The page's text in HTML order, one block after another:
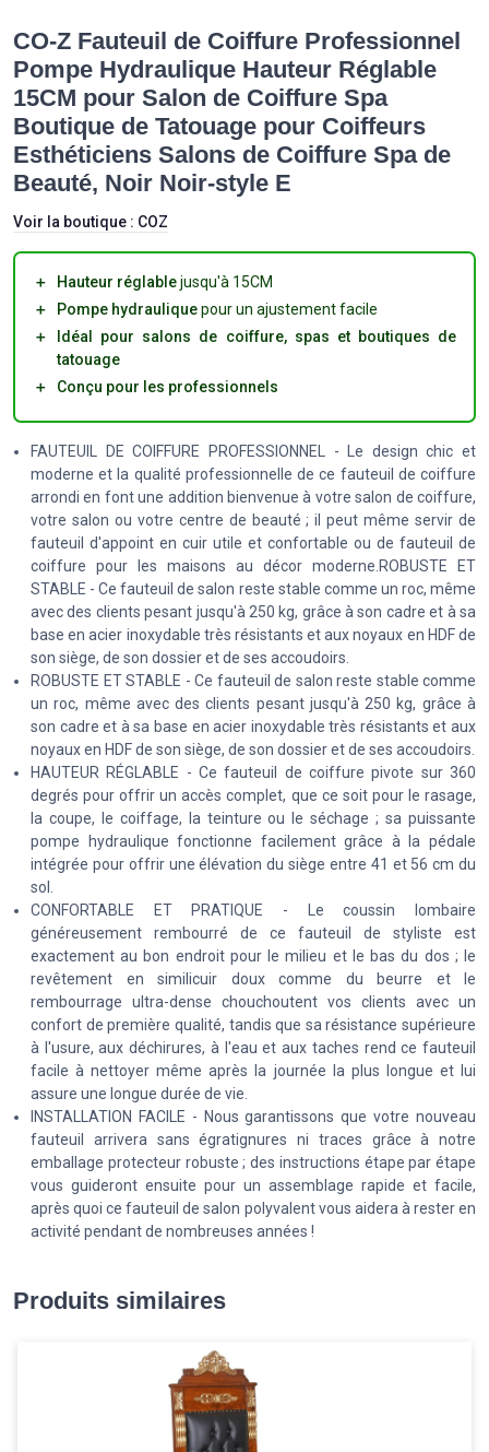
CO-Z Fauteuil de Coiffure Professionnel
Pompe Hydraulique Hauteur Réglable
15CM pour Salon de Coiffure Spa
Boutique de Tatouage pour Coiffeurs
Esthéticiens Salons de Coiffure Spa de
Beauté, Noir Noir-style E
Voir la boutique : COZ
＋ Hauteur réglablejusqu'à 15CM
＋
Pompe hydrauliquepour un ajustement facile
＋
Idéal pour salons de coiffure, spas et boutiques de
tatouage
＋
Conçu pour les professionnels
FAUTEUIL DE COIFFURE PROFESSIONNEL - Le design chic et
moderne et la qualité professionnelle de ce fauteuil de coiffure
arrondi en font une addition bienvenue à votre salon de coiffure,
votre salon ou votre centre de beauté ; il peut même servir de
fauteuil d'appoint en cuir utile et confortable ou de fauteuil de
coiffure pour les maisons au décor moderne.ROBUSTE ET
STABLE - Ce fauteuil de salon reste stable comme un roc, même
avec des clients pesant jusqu'à 250 kg, grâce à son cadre et à sa
base en acier inoxydable très résistants et aux noyaux en HDF de
son siège, de son dossier et de ses accoudoirs.
ROBUSTE ET STABLE - Ce fauteuil de salon reste stable comme
un roc, même avec des clients pesant jusqu'à 250 kg, grâce à
son cadre et à sa base en acier inoxydable très résistants et aux
noyaux en HDF de son siège, de son dossier et de ses accoudoirs.
HAUTEUR RÉGLABLE - Ce fauteuil de coiffure pivote sur 360
degrés pour offrir un accès complet, que ce soit pour le rasage,
la coupe, le coiffage, la teinture ou le séchage ; sa puissante
pompe hydraulique fonctionne facilement grâce à la pédale
intégrée pour offrir une élévation du siège entre 41 et 56 cm du
sol.
CONFORTABLE ET PRATIQUE - Le coussin lombaire
généreusement rembourré de ce fauteuil de styliste est
exactement au bon endroit pour le milieu et le bas du dos ; le
revêtement en similicuir doux comme du beurre et le
rembourrage ultra-dense chouchoutent vos clients avec un
confort de première qualité, tandis que sa résistance supérieure
à l'usure, aux déchirures, à l'eau et aux taches rend ce fauteuil
facile à nettoyer même après la journée la plus longue et lui
assure une longue durée de vie.
INSTALLATION FACILE - Nous garantissons que votre nouveau
fauteuil arrivera sans égratignures ni traces grâce à notre
emballage protecteur robuste ; des instructions étape par étape
vous guideront ensuite pour un assemblage rapide et facile,
après quoi ce fauteuil de salon polyvalent vous aidera à rester en
activité pendant de nombreuses années !
Produits similaires